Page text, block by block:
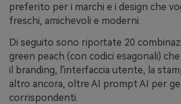
preferito per i marchi e i design che
freschi, amichevoli e moderni.
Di seguito sono riportate 20
green peach (con codici esagonali)
il branding, l'interfaccia utente, la
altro ancora, oltre AI prompt AI per
corrispondenti.